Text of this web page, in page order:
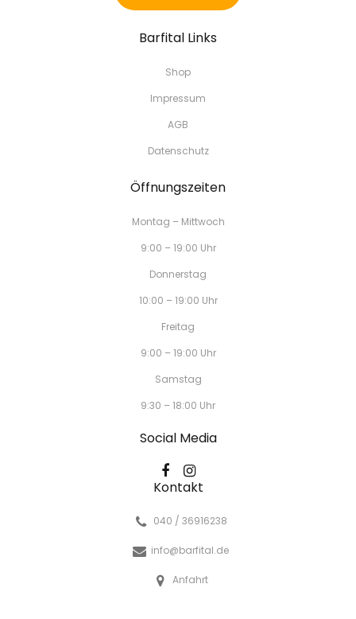
Barfital Links
Shop
Impressum
AGB
Datenschutz
Öffnungszeiten
Montag – Mittwoch
9:00 – 19:00 Uhr
Donnerstag
10:00 – 19:00 Uhr
Freitag
9:00 – 19:00 Uhr
Samstag
9:30 – 18:00 Uhr
Social Media
Kontakt
040 / 36916238
info@barfital.de
Anfahrt